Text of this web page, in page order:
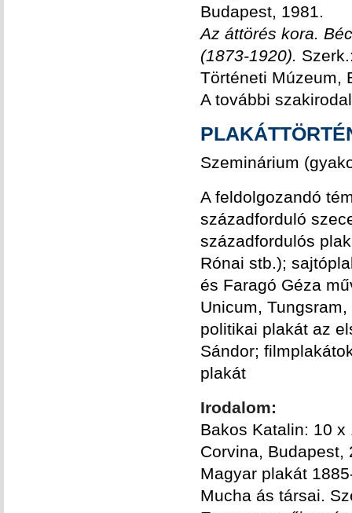
Budapest, 1981.
Az áttörés kora.
(1873-1920).
Történeti Múzeum,
A további
Szeminárium
A feldolgozandó
századforduló
századfordulós
Rónai stb.);
és Faragó Géza
Unicum,
politikai plakát az
Sándor;
plakát
Irodalom:
Bakos Katalin: 10
Corvina, Budapest,
Magyar plakát
Mucha ás társai.